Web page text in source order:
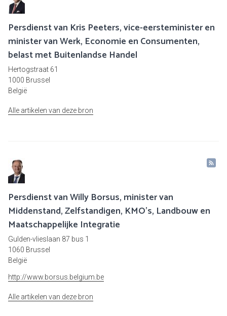
Persdienst van Kris Peeters, vice-eersteminister en
minister van Werk, Economie en Consumenten,
belast met Buitenlandse Handel
Hertogstraat 61
1000 Brussel
België
Alle artikelen van deze bron
Persdienst van Willy Borsus, minister van
Middenstand, Zelfstandigen, KMO's, Landbouw en
Maatschappelijke Integratie
Gulden-vlieslaan 87 bus 1
1060 Brussel
België
http://www.borsus.belgium.be
Alle artikelen van deze bron